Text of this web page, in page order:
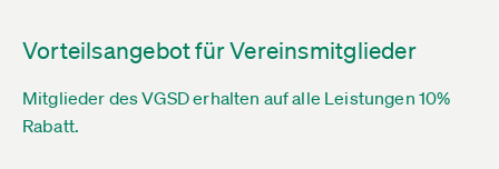
Vorteilsangebot für Vereinsmitglieder
Mitglieder des VGSD erhalten auf alle Leistungen 10%
Rabatt.